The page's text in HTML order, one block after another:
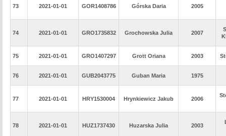
73 2021-01-01 GOR1408786 Górska Daria 2005
74 2021-01-01 GRO1735832 Grochowska Julia 2007
75 2021-01-01 GRO1407297 Grott Oriana 2003
76 2021-01-01 GUB2043775 Guban Maria 1975
77 2021-01-01 HRY1530004 Hrynkiewicz Jakub 2006
78 2021-01-01 HUZ1737430 Huzarska Julia 2003